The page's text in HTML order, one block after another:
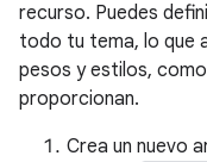
recurso. Puedes
todo tu tema, lo que
pesos y estilos,
proporcionan.
Crea un nuevo